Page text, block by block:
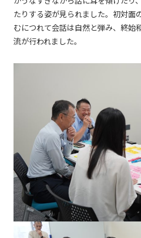
たりする姿が見られました。初対面
むにつれて会話は自然と弾み、終始
流が行われました。